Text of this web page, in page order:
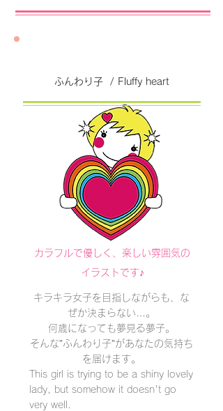
カラフルで優しく、楽しい雰囲気の
イラストです♪
ふんわり子 / Fluffy heart
キラキラ女子を目指しながらも、な
ぜか決まらない…。
何歳になっても夢見る夢子。
そんな”ふんわり子”があなたの気持ち
を届けます。
This girl is trying to be a shiny lovely
lady, but somehow it doesn't go
very well.